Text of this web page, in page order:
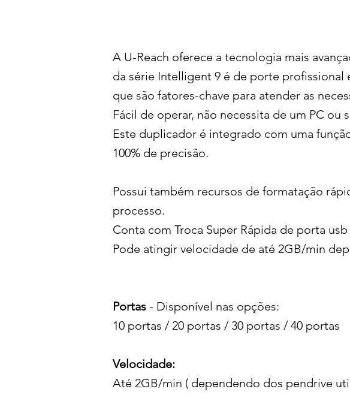
A U-Reach oferece a tecnologia mais
da série Intelligent 9 é de porte
que são fatores-chave para atender as
Fácil de operar, não necessita de um PC ou
Este duplicador é integrado com uma
100% de precisão.
Possui também recursos de formatação
processo.
Conta com Troca Super Rápida de porta
Pode atingir velocidade de até 2GB/min
Portas - Disponível nas opções:
10 portas / 20 portas / 30 portas / 40 portas
Velocidade:
Até 2GB/min ( dependendo dos pendrive